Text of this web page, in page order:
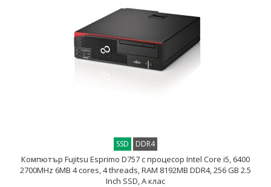
SSD DDR4
Компютър Fujitsu Esprimo D757 с процесор Intel Core i5, 6400
2700MHz 6MB 4 cores, 4 threads, RAM 8192MB DDR4, 256 GB 2.5
Inch SSD, А клас